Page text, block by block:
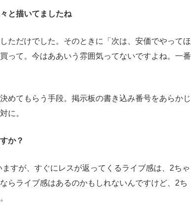
と描いてましたね
ただけでした。そのときに「次は、安価でやってほ
って。今はああいう雰囲気ってないですよね。一番
めてもらう手段。掲示板の書き込み番号をあらかじ
に。
か？
すが、すぐにレスが返ってくるライブ感は、2ちゃ
らライブ感はあるのかもしれないんですけど、2ち